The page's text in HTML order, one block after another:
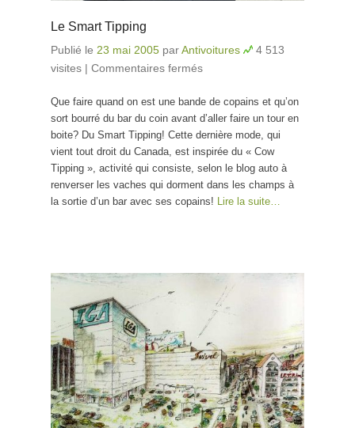
Le Smart Tipping
Publié le 23 mai 2005 parAntivoitures
4 513
visites | Commentaires fermés
Que faire quand on est une bande de copains et qu’on
sort bourré du bar du coin avant d’aller faire un tour en
boite? Du Smart Tipping! Cette dernière mode, qui
vient tout droit du Canada, est inspirée du « Cow
Tipping », activité qui consiste, selon le blog auto à
renverser les vaches qui dorment dans les champs à
la sortie d’un bar avec ses copains! Lire la suite…